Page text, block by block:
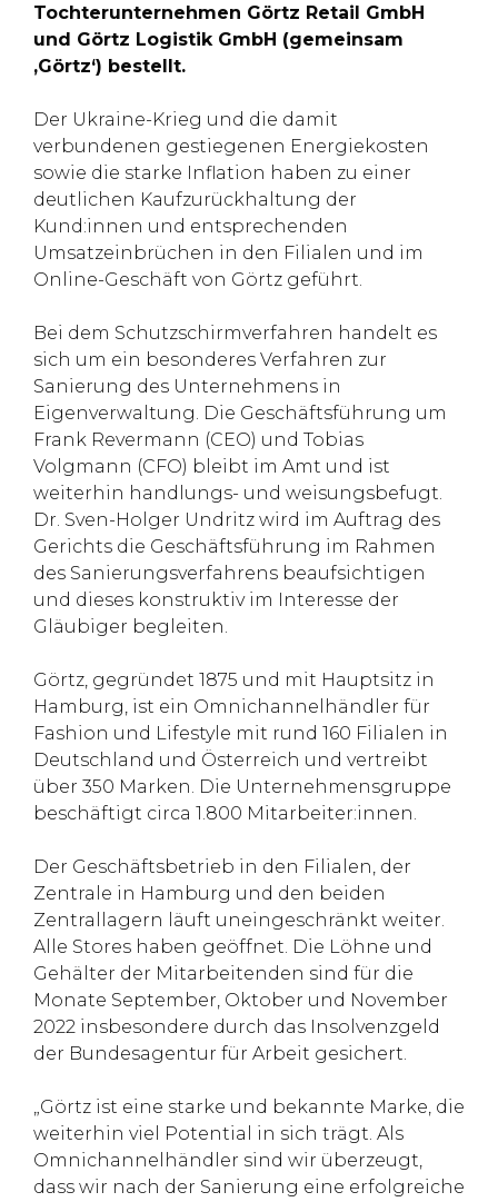
Tochterunternehmen Görtz Retail GmbH
und Görtz Logistik GmbH (gemeinsam
‚Görtz‘) bestellt.
Der Ukraine-Krieg und die damit
verbundenen gestiegenen Energiekosten
sowie die starke Inflation haben zu einer
deutlichen Kaufzurückhaltung der
Kund:innen und entsprechenden
Umsatzeinbrüchen in den Filialen und im
Online-Geschäft von Görtz geführt.
Bei dem Schutzschirmverfahren handelt es
sich um ein besonderes Verfahren zur
Sanierung des Unternehmens in
Eigenverwaltung. Die Geschäftsführung um
Frank Revermann (CEO) und Tobias
Volgmann (CFO) bleibt im Amt und ist
weiterhin handlungs- und weisungsbefugt.
Dr. Sven-Holger Undritz wird im Auftrag des
Gerichts die Geschäftsführung im Rahmen
des Sanierungsverfahrens beaufsichtigen
und dieses konstruktiv im Interesse der
Gläubiger begleiten.
Görtz, gegründet 1875 und mit Hauptsitz in
Hamburg, ist ein Omnichannelhändler für
Fashion und Lifestyle mit rund 160 Filialen in
Deutschland und Österreich und vertreibt
über 350 Marken. Die Unternehmensgruppe
beschäftigt circa 1.800 Mitarbeiter:innen.
Der Geschäftsbetrieb in den Filialen, der
Zentrale in Hamburg und den beiden
Zentrallagern läuft uneingeschränkt weiter.
Alle Stores haben geöffnet. Die Löhne und
Gehälter der Mitarbeitenden sind für die
Monate September, Oktober und November
2022 insbesondere durch das Insolvenzgeld
der Bundesagentur für Arbeit gesichert.
„Görtz ist eine starke und bekannte Marke, die
weiterhin viel Potential in sich trägt. Als
Omnichannelhändler sind wir überzeugt,
dass wir nach der Sanierung eine erfolgreiche